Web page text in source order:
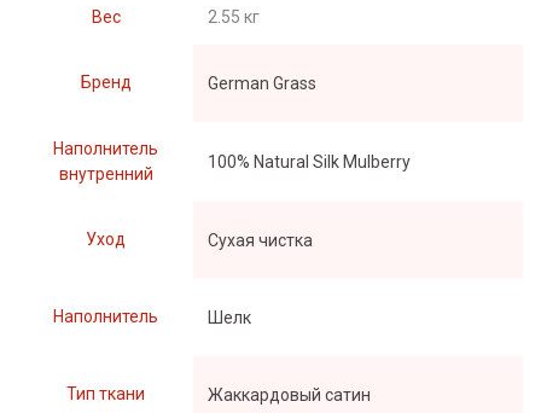
Вес 2.55 кг
Бренд German Grass
Наполнитель
внутренний
100% Natural Silk Mulberry
Уход Сухая чистка
Наполнитель Шелк
Тип ткани Жаккардовый сатин